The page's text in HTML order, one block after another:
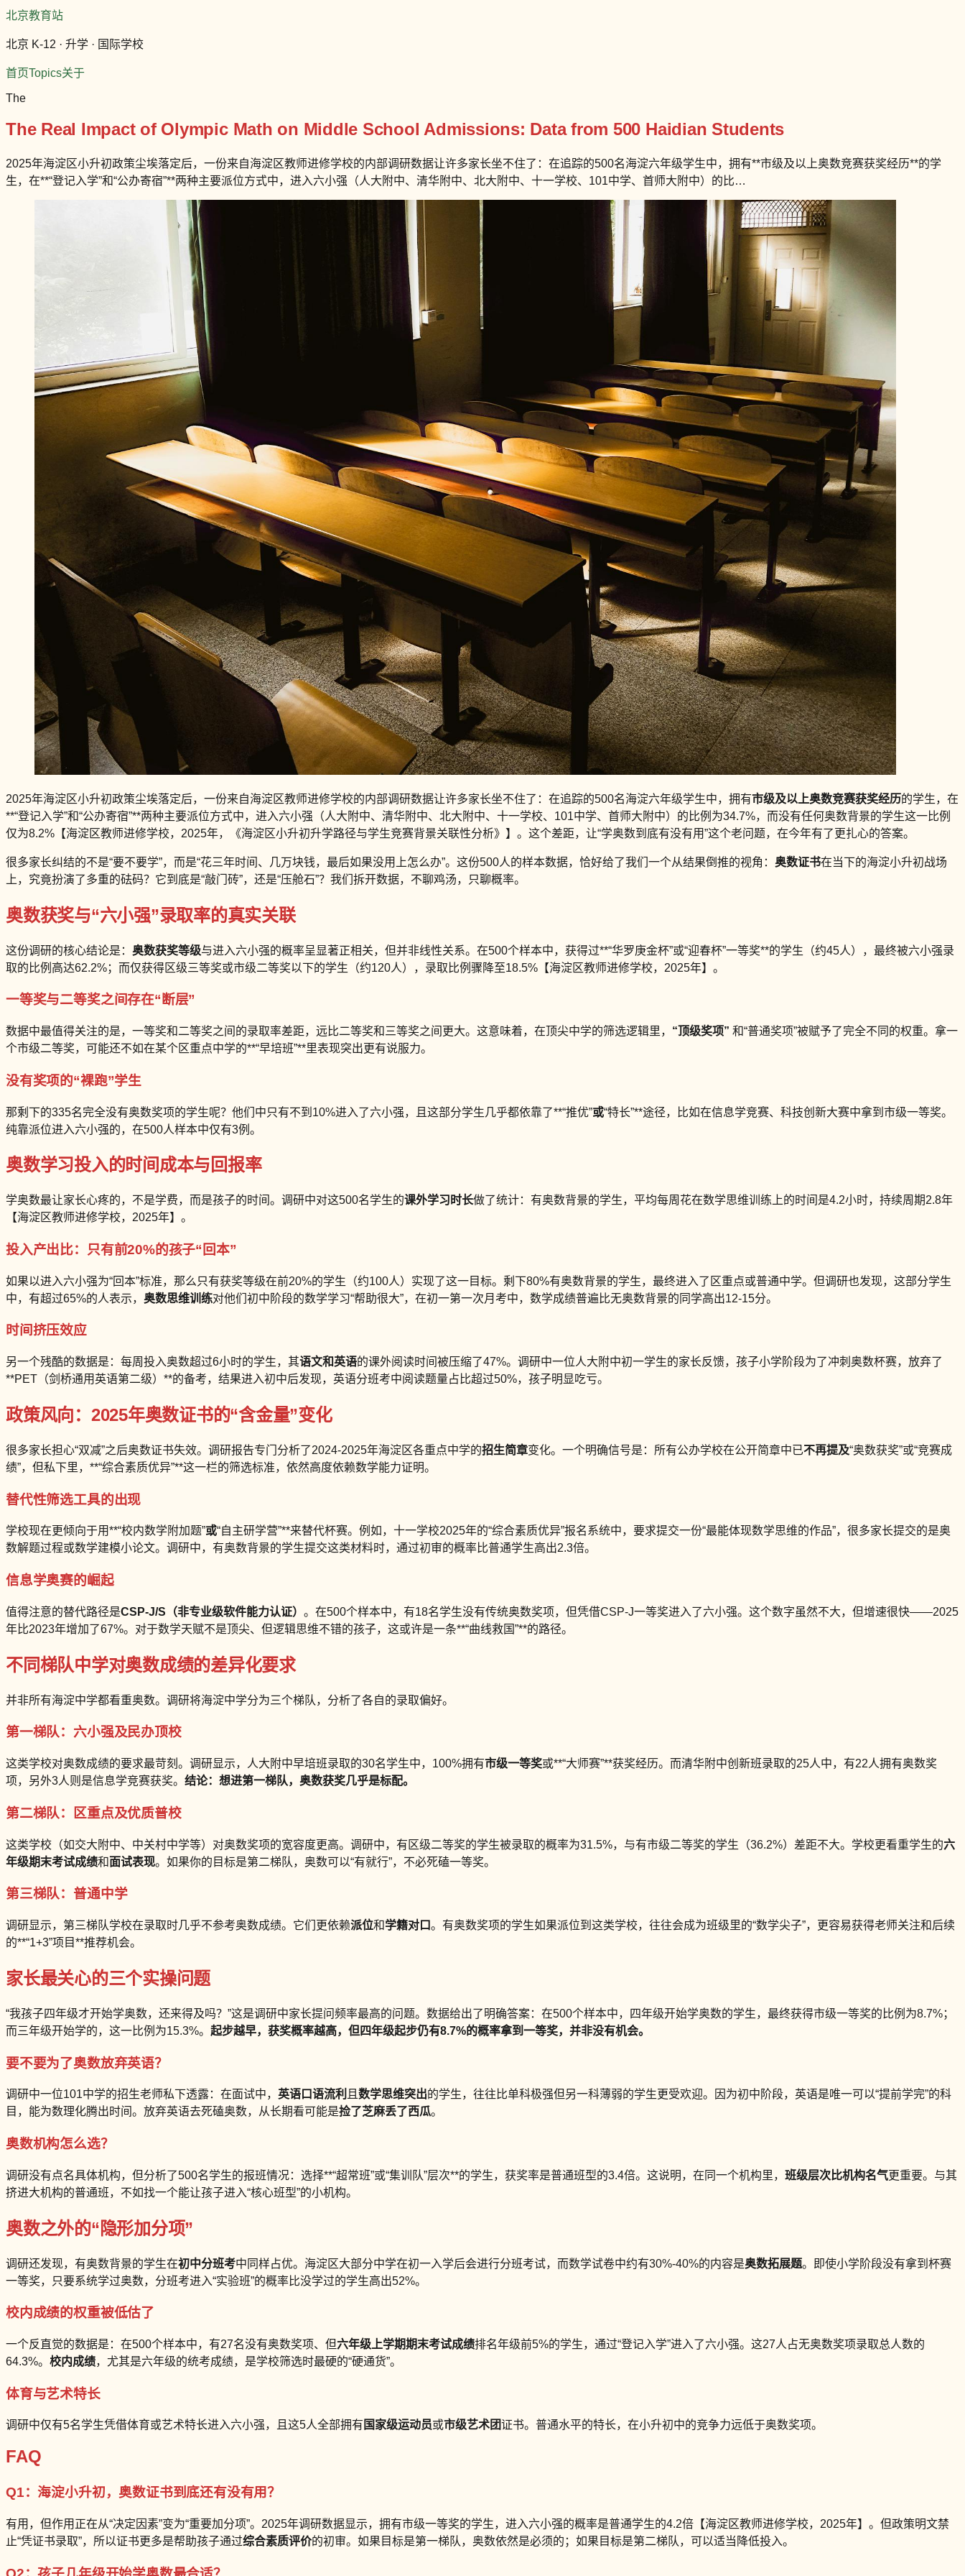
北京教育站
北京 K-12 · 升学 · 国际学校
首页Topics关于
The
The Real Impact of Olympic Math on Middle School Admissions: Data from 500 Haidian Students
2025年海淀区小升初政策尘埃落定后，一份来自海淀区教师进修学校的内部调研数据让许多家长坐不住了：在追踪的500名海淀六年级学生中，拥有**市级及以上奥数竞赛获奖经历**的学
生，在**“登记入学”和“公办寄宿”**两种主要派位方式中，进入六小强（人大附中、清华附中、北大附中、十一学校、101中学、首师大附中）的比…
2025年海淀区小升初政策尘埃落定后，一份来自海淀区教师进修学校的内部调研数据让许多家长坐不住了：在追踪的500名海淀六年级学生中，拥有市级及以上奥数竞赛获奖经历的学生，在
**“登记入学”和“公办寄宿”**两种主要派位方式中，进入六小强（人大附中、清华附中、北大附中、十一学校、101中学、首师大附中）的比例为34.7%，而没有任何奥数背景的学生这一比例
仅为8.2%【海淀区教师进修学校，2025年，《海淀区小升初升学路径与学生竞赛背景关联性分析》】。这个差距，让“学奥数到底有没有用”这个老问题，在今年有了更扎心的答案。
很多家长纠结的不是“要不要学”，而是“花三年时间、几万块钱，最后如果没用上怎么办”。这份500人的样本数据，恰好给了我们一个从结果倒推的视角： 奥数证书在当下的海淀小升初战场
上，究竟扮演了多重的砝码？它到底是“敲门砖”，还是“压舱石”？我们拆开数据，不聊鸡汤，只聊概率。
奥数获奖与“六小强”录取率的真实关联
这份调研的核心结论是： 奥数获奖等级与进入六小强的概率呈显著正相关，但并非线性关系。在500个样本中，获得过**“华罗庚金杯”或“迎春杯”一等奖**的学生（约45人），最终被六小强录
取的比例高达62.2%；而仅获得区级三等奖或市级二等奖以下的学生（约120人），录取比例骤降至18.5%【海淀区教师进修学校，2025年】。
一等奖与二等奖之间存在“断层”
数据中最值得关注的是，一等奖和二等奖之间的录取率差距，远比二等奖和三等奖之间更大。这意味着，在顶尖中学的筛选逻辑里， “顶级奖项” 和“普通奖项”被赋予了完全不同的权重。拿一
个市级二等奖，可能还不如在某个区重点中学的**“早培班”**里表现突出更有说服力。
没有奖项的“裸跑”学生
那剩下的335名完全没有奥数奖项的学生呢？他们中只有不到10%进入了六小强，且这部分学生几乎都依靠了**“推优”或“特长”**途径，比如在信息学竞赛、科技创新大赛中拿到市级一等奖。
纯靠派位进入六小强的，在500人样本中仅有3例。
奥数学习投入的时间成本与回报率
学奥数最让家长心疼的，不是学费，而是孩子的时间。调研中对这500名学生的课外学习时长做了统计：有奥数背景的学生，平均每周花在数学思维训练上的时间是4.2小时，持续周期2.8年
【海淀区教师进修学校，2025年】。
投入产出比：只有前20%的孩子“回本”
如果以进入六小强为“回本”标准，那么只有获奖等级在前20%的学生（约100人）实现了这一目标。剩下80%有奥数背景的学生，最终进入了区重点或普通中学。但调研也发现，这部分学生
中，有超过65%的人表示， 奥数思维训练对他们初中阶段的数学学习“帮助很大”，在初一第一次月考中，数学成绩普遍比无奥数背景的同学高出12-15分。
时间挤压效应
另一个残酷的数据是：每周投入奥数超过6小时的学生，其语文和英语的课外阅读时间被压缩了47%。调研中一位人大附中初一学生的家长反馈，孩子小学阶段为了冲刺奥数杯赛，放弃了
**PET（剑桥通用英语第二级）**的备考，结果进入初中后发现，英语分班考中阅读题量占比超过50%，孩子明显吃亏。
政策风向：2025年奥数证书的“含金量”变化
很多家长担心“双减”之后奥数证书失效。调研报告专门分析了2024-2025年海淀区各重点中学的招生简章变化。一个明确信号是：所有公办学校在公开简章中已不再提及“奥数获奖”或“竞赛成
绩”，但私下里，**“综合素质优异”**这一栏的筛选标准，依然高度依赖数学能力证明。
替代性筛选工具的出现
学校现在更倾向于用**“校内数学附加题”或“自主研学营”**来替代杯赛。例如，十一学校2025年的“综合素质优异”报名系统中，要求提交一份“最能体现数学思维的作品”，很多家长提交的是奥
数解题过程或数学建模小论文。调研中，有奥数背景的学生提交这类材料时，通过初审的概率比普通学生高出2.3倍。
信息学奥赛的崛起
值得注意的替代路径是CSP-J/S（非专业级软件能力认证） 。在500个样本中，有18名学生没有传统奥数奖项，但凭借CSP-J一等奖进入了六小强。这个数字虽然不大，但增速很快——2025
年比2023年增加了67%。对于数学天赋不是顶尖、但逻辑思维不错的孩子，这或许是一条**“曲线救国”**的路径。
不同梯队中学对奥数成绩的差异化要求
并非所有海淀中学都看重奥数。调研将海淀中学分为三个梯队，分析了各自的录取偏好。
第一梯队：六小强及民办顶校
这类学校对奥数成绩的要求最苛刻。调研显示，人大附中早培班录取的30名学生中，100%拥有市级一等奖或**“大师赛”**获奖经历。而清华附中创新班录取的25人中，有22人拥有奥数奖
项，另外3人则是信息学竞赛获奖。 结论：想进第一梯队，奥数获奖几乎是标配。
第二梯队：区重点及优质普校
这类学校（如交大附中、中关村中学等）对奥数奖项的宽容度更高。调研中，有区级二等奖的学生被录取的概率为31.5%，与有市级二等奖的学生（36.2%）差距不大。学校更看重学生的六
年级期末考试成绩和面试表现。如果你的目标是第二梯队，奥数可以“有就行”，不必死磕一等奖。
第三梯队：普通中学
调研显示，第三梯队学校在录取时几乎不参考奥数成绩。它们更依赖派位和学籍对口。有奥数奖项的学生如果派位到这类学校，往往会成为班级里的“数学尖子”，更容易获得老师关注和后续
的**“1+3”项目**推荐机会。
家长最关心的三个实操问题
“我孩子四年级才开始学奥数，还来得及吗？”这是调研中家长提问频率最高的问题。数据给出了明确答案：在500个样本中，四年级开始学奥数的学生，最终获得市级一等奖的比例为8.7%；
而三年级开始学的，这一比例为15.3%。 起步越早，获奖概率越高，但四年级起步仍有8.7%的概率拿到一等奖，并非没有机会。
要不要为了奥数放弃英语？
调研中一位101中学的招生老师私下透露：在面试中， 英语口语流利 且 数学思维突出的学生，往往比单科极强但另一科薄弱的学生更受欢迎。因为初中阶段，英语是唯一可以“提前学完”的科
目，能为数理化腾出时间。放弃英语去死磕奥数，从长期看可能是捡了芝麻丢了西瓜。
奥数机构怎么选？
调研没有点名具体机构，但分析了500名学生的报班情况：选择**“超常班”或“集训队”层次**的学生，获奖率是普通班型的3.4倍。这说明，在同一个机构里， 班级层次比机构名气更重要。与其
挤进大机构的普通班，不如找一个能让孩子进入“核心班型”的小机构。
奥数之外的“隐形加分项”
调研还发现，有奥数背景的学生在初中分班考中同样占优。海淀区大部分中学在初一入学后会进行分班考试，而数学试卷中约有30%-40%的内容是奥数拓展题。即使小学阶段没有拿到杯赛
一等奖，只要系统学过奥数，分班考进入“实验班”的概率比没学过的学生高出52%。
校内成绩的权重被低估了
一个反直觉的数据是：在500个样本中，有27名没有奥数奖项、但六年级上学期期末考试成绩排名年级前5%的学生，通过“登记入学”进入了六小强。这27人占无奥数奖项录取总人数的
64.3%。 校内成绩，尤其是六年级的统考成绩，是学校筛选时最硬的“硬通货”。
体育与艺术特长
调研中仅有5名学生凭借体育或艺术特长进入六小强，且这5人全部拥有 国家级运动员或市级艺术团证书。普通水平的特长，在小升初中的竞争力远低于奥数奖项。
FAQ
Q1：海淀小升初，奥数证书到底还有没有用？
有用，但作用正在从“决定因素”变为“重要加分项”。2025年调研数据显示，拥有市级一等奖的学生，进入六小强的概率是普通学生的4.2倍【海淀区教师进修学校，2025年】。但政策明文禁
止“凭证书录取”，所以证书更多是帮助孩子通过综合素质评价的初审。如果目标是第一梯队，奥数依然是必须的；如果目标是第二梯队，可以适当降低投入。